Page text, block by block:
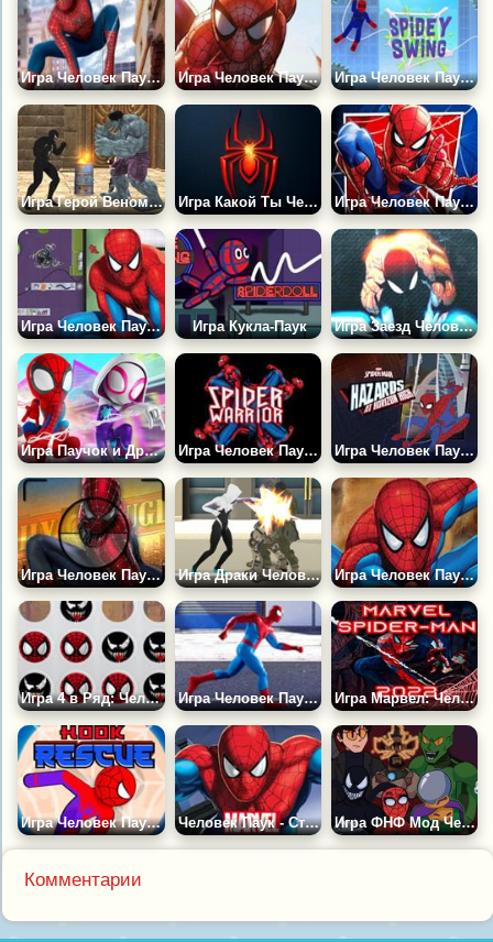
Игра Человек Паук: Собери Картинки Игра Человек Паук Боец Игра Человек Паук: Качели
Игра Герой Веном: Уличные Драки Игра Какой Ты Человек Паук? Игра Человек Паук: Погоня за Мистерио
Игра Человек Паук в Лаборатории Игра Кукла-Паук Игра Заезд Человека-Паука 2
Игра Паучок и Друзья: Действуй! Игра Человек Паук Воин Игра Человек Паук: Опасности на Высоком Горизонте
Игра Человек Паук 3: Фото Охота Игра Драки Человека Паука Игра Человек Паук: Эпические Битвы
Игра 4 в Ряд: Человек-паук и Веном Игра Человек Паук - Паутина из Рук Игра Марвел: Человек Паук 2022
Игра Человек Паук на Крюке: Спасение Человек Паук - Стрелять Паутиной Игра ФНФ Мод Человек Паук 2
Комментарии